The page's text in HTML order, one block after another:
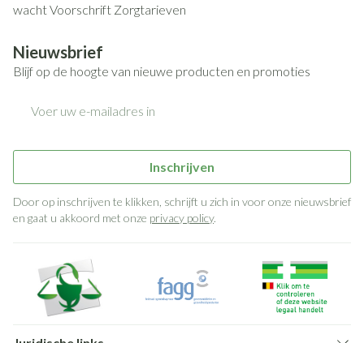
wachtVoorschrift Zorgtarieven
Nieuwsbrief
Blijf op de hoogte van nieuwe producten en promoties
Inschrijven
Door op inschrijven te klikken, schrijft u zich in voor onze nieuwsbrief
en gaat u akkoord met onze privacy policy.